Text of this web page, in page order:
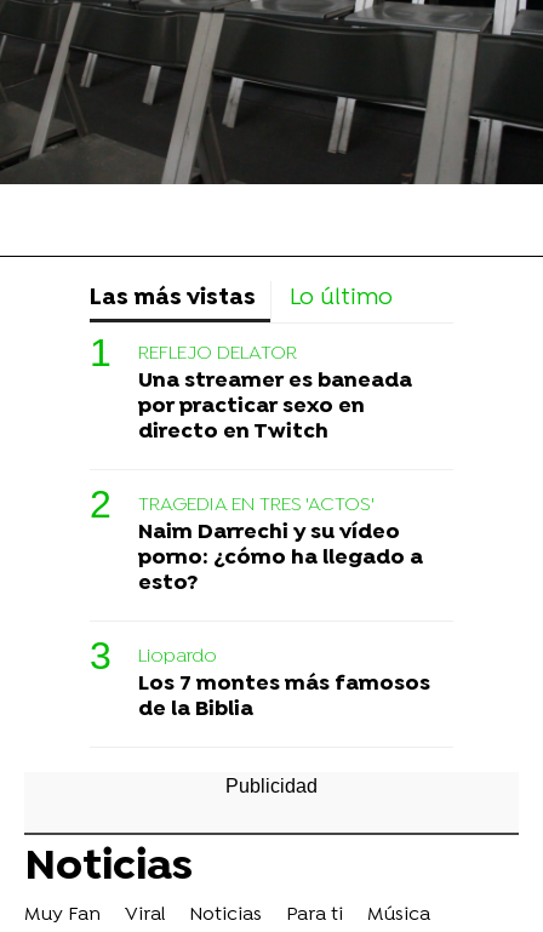
Las más vistas Lo último
REFLEJO DELATOR
Una streamer es baneada
por practicar sexo en
directo en Twitch
TRAGEDIA EN TRES 'ACTOS'
Naim Darrechi y su vídeo
porno: ¿cómo ha llegado a
esto?
Liopardo
Los 7 montes más famosos
de la Biblia
Noticias
Muy Fan Viral Noticias Para ti
Música